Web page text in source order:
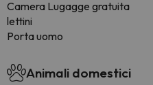
Camera Lugagge gratuita
lettini
Porta uomo
Animali domestici